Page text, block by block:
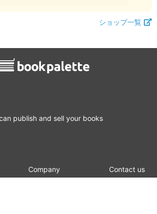
ショップ一覧
publish and sell your books
Company
Commercial Transaction
Contact us
Terms of